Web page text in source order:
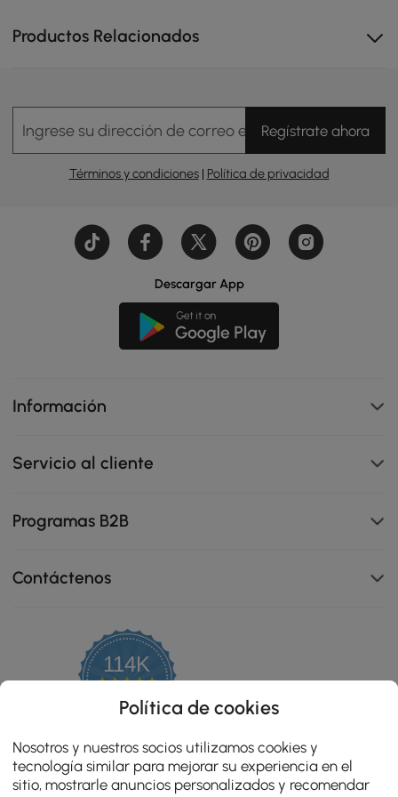
Calidez y elegancia atemporales
iluminación LED ambiental y un elegante gabinete de
vidrio.
adaptándolo de forma flexible a tu espacio vital.
Productos Relacionados
Ingrese su dirección de correo electrónicoRegístrate ahora
Términos y condiciones| Política de privacidad
Descargar App
Información
Servicio al cliente
Programas B2B
Contáctenos
114K
4.8
star
rating
OPINIONES CERTIFICADAS
Política de cookies
Nosotros y nuestros socios utilizamos cookies y
tecnología similar para mejorar su experiencia en el
sitio, mostrarle anuncios personalizados y recomendar